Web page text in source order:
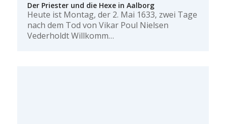
Der Priester und die Hexe in Aalborg
Heute ist Montag, der 2. Mai 1633, zwei Tage
nach dem Tod von Vikar Poul Nielsen
Vederholdt Willkomm…